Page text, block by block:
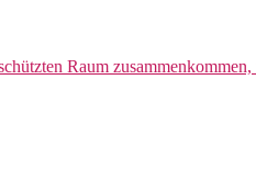
Raum zusammenkommen,